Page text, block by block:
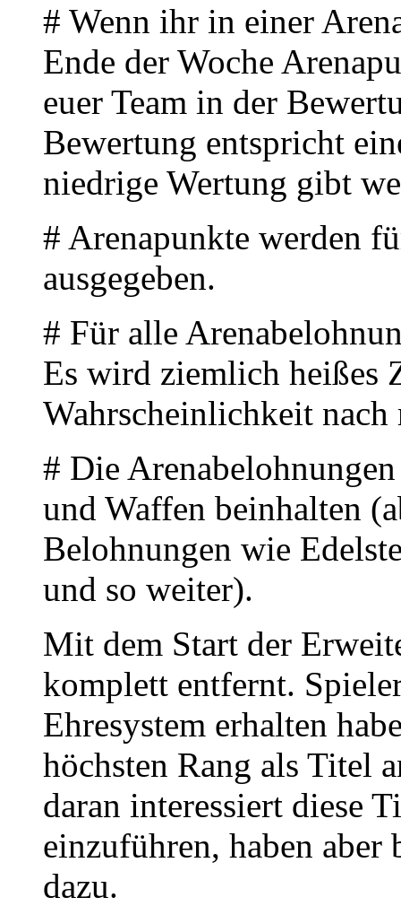
# Wenn ihr in einer
Ende der Woche
euer Team in der
Bewertung entspricht
niedrige Wertung gibt
# Arenapunkte werden
ausgegeben.
# Für alle
Es wird ziemlich heißes
Wahrscheinlichkeit
# Die
und Waffen beinhalten
Belohnungen wie
und so weiter).
Mit dem Start der
komplett entfernt.
Ehresystem erhalten
höchsten Rang als Titel
daran interessiert diese
einzuführen, haben aber
dazu.